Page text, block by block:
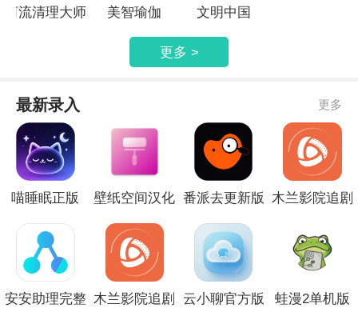
河流清理大师 美智瑜伽 文明中国
更多 >
最新录入 更多
喵睡眠正版
壁纸空间汉化 番派去更新版 木兰影院追剧
安安助理完整 木兰影院追剧 云小聊官方版 蛙漫2单机版